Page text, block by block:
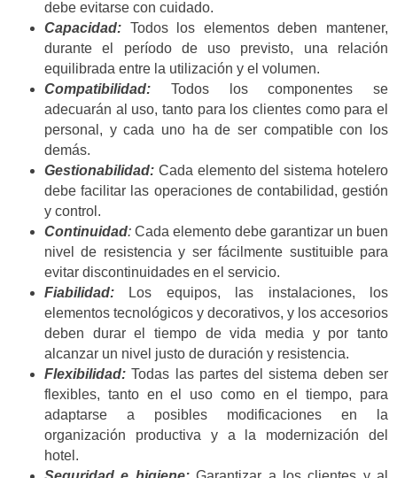
debe evitarse con cuidado.
Capacidad: Todos los elementos deben mantener,
durante el período de uso previsto, una relación
equilibrada entre la utilización y el volumen.
Compatibilidad:
Todos los componentes se
adecuarán al uso, tanto para los clientes como para el
personal, y cada uno ha de ser compatible con los
demás.
Gestionabilidad: Cada elemento del sistema hotelero
debe facilitar las operaciones de contabilidad, gestión
y control.
Continuidad: Cada elemento debe garantizar un buen
nivel de resistencia y ser fácilmente sustituible para
evitar discontinuidades en el servicio.
Fiabilidad: Los equipos, las instalaciones, los
elementos tecnológicos y decorativos, y los accesorios
deben durar el tiempo de vida media y por tanto
alcanzar un nivel justo de duración y resistencia.
Flexibilidad: Todas las partes del sistema deben ser
flexibles, tanto en el uso como en el tiempo, para
adaptarse a posibles modificaciones en la
organización productiva y a la modernización del
hotel.